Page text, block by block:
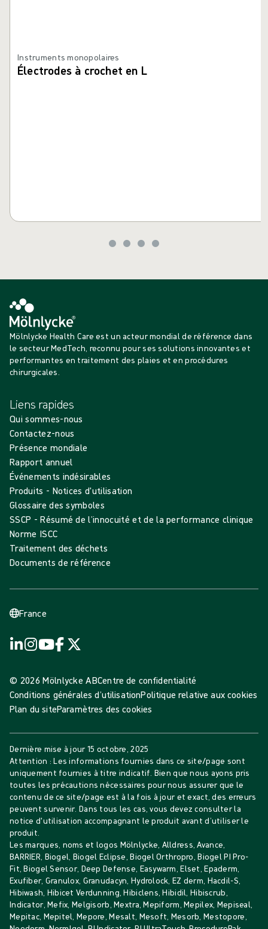
Instruments monopolaires
Électrodes à crochet en L
Mölnlycke Health Care est un acteur mondial de référence dans
le secteur MedTech, reconnu pour ses solutions innovantes et
performantes en traitement des plaies et en procédures
chirurgicales.
Liens rapides
Qui sommes-nous
Contactez-nous
Présence mondiale
Rapport annuel
Événements indésirables
Produits - Notices d'utilisation
Glossaire des symboles
SSCP - Résumé de l’innocuité et de la performance clinique
Norme ISCC
Traitement des déchets
Documents de référence
France
© 2026 Mölnlycke ABCentre de confidentialité
Conditions générales d’utilisationPolitique relative aux cookies
Plan du siteParamètres des cookies
Dernière mise à jour15 octobre, 2025
Attention : Les informations fournies dans ce site/page sont
uniquement fournies à titre indicatif. Bien que nous ayons pris
toutes les précautions nécessaires pour nous assurer que le
contenu de ce site/page est à la fois à jour et exact, des erreurs
peuvent survenir. Dans tous les cas, vous devez consulter la
notice d'utilisation accompagnant le produit avant d’utiliser le
produit.
Les marques, noms et logos Mölnlycke, Alldress, Avance,
BARRIER, Biogel, Biogel Eclipse, Biogel Orthropro, Biogel PI Pro-
Fit, Biogel Sensor, Deep Defense, Easywarm, Elset, Epaderm,
Exufiber, Granulox, Granudacyn, Hydrolock, EZ derm, Hacdil-S,
Hibiwash, Hibicet Verdunning, Hibiclens, Hibidil, Hibiscrub,
Indicator, Mefix, Melgisorb, Mextra, Mepiform, Mepilex, Mepiseal,
Mepitac, Mepitel, Mepore, Mesalt, Mesoft, Mesorb, Mestopore,